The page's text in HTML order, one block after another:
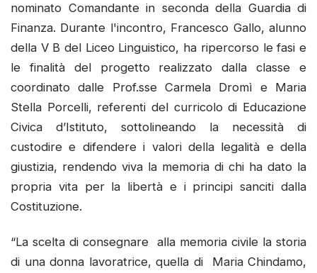
nominato Comandante in seconda della Guardia di
Finanza. Durante l'incontro, Francesco Gallo, alunno
della V B del Liceo Linguistico, ha ripercorso le fasi e
le finalità del progetto realizzato dalla classe e
coordinato dalle Prof.sse Carmela Dromì e Maria
Stella Porcelli, referenti del curricolo di Educazione
Civica d’Istituto, sottolineando la necessità di
custodire e difendere i valori della legalità e della
giustizia, rendendo viva la memoria di chi ha dato la
propria vita per la libertà e i principi sanciti dalla
Costituzione.
“La scelta di consegnare alla memoria civile la storia
di una donna lavoratrice, quella di Maria Chindamo,